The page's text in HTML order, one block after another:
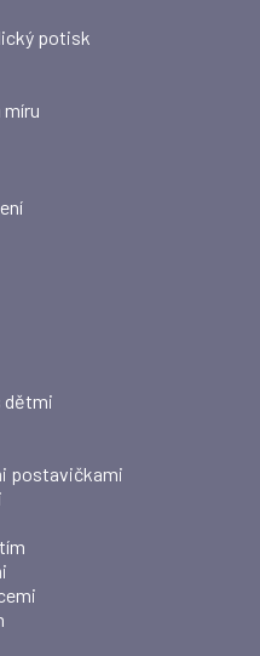
potisk
míru
dětmi
postavičkami